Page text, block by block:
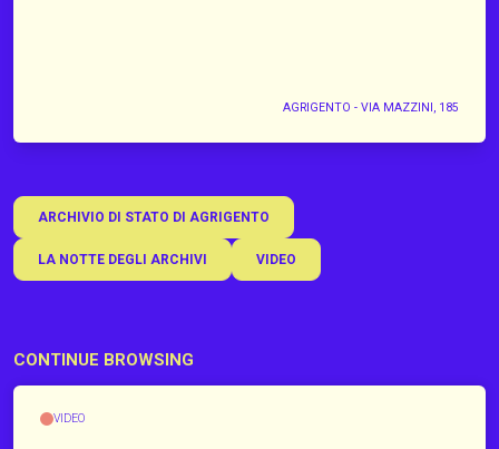
AGRIGENTO - VIA MAZZINI, 185
ARCHIVIO DI STATO DI AGRIGENTO
LA NOTTE DEGLI ARCHIVI VIDEO
CONTINUE BROWSING
VIDEO